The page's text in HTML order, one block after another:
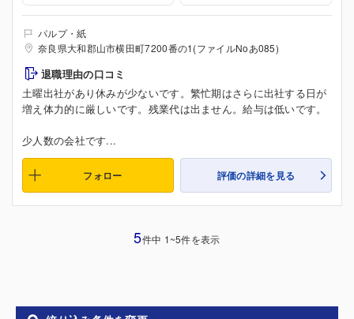
パルプ・紙
奈良県大和郡山市横田町7200番の1(ファイルNoあ085)
退職理由の口コミ
土曜出社があり休みが少ないです。繁忙期はさらに出社する日が
増え体力的に厳しいです。残業代は出ません。給与は低いです。
少人数の会社です...
フォロー 評価の詳細を見る
5件中 1~5件を表示